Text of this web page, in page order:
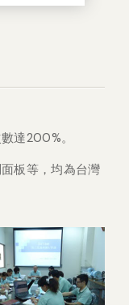
達200%。
板等，均為台灣